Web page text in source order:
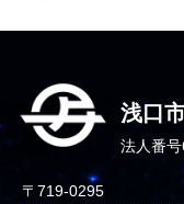
浅口
法人番
〒719-0295